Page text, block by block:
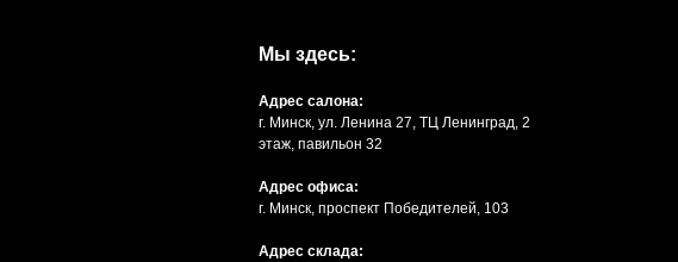
Мы здесь:
Адрес салона:
г. Минск, ул. Ленина 27, ТЦ Ленинград, 2
этаж, павильон 32
Адрес офиса:
г. Минск, проспект Победителей, 103
Адрес склада: